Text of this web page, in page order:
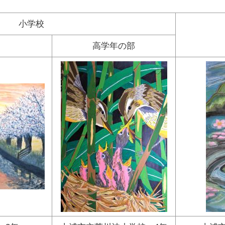
小学校
高学年の部